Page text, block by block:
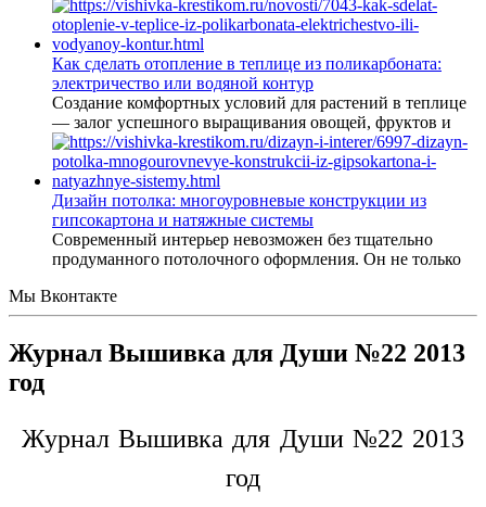
Как сделать отопление в теплице из поликарбоната:
электричество или водяной контур
Создание комфортных условий для растений в теплице
— залог успешного выращивания овощей, фруктов и
Дизайн потолка: многоуровневые конструкции из
гипсокартона и натяжные системы
Современный интерьер невозможен без тщательно
продуманного потолочного оформления. Он не только
Мы Вконтакте
Журнал Вышивка для Души №22 2013
год
Журнал Вышивка для Души №22 2013
год